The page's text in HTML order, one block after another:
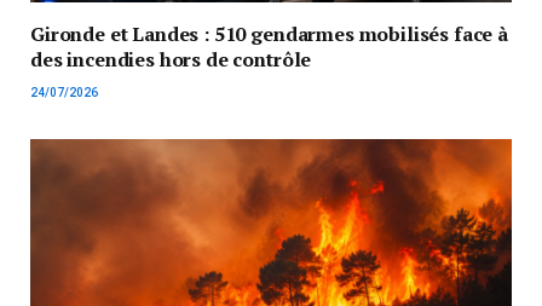
Gironde et Landes : 510 gendarmes mobilisés face à
des incendies hors de contrôle
24/07/2026